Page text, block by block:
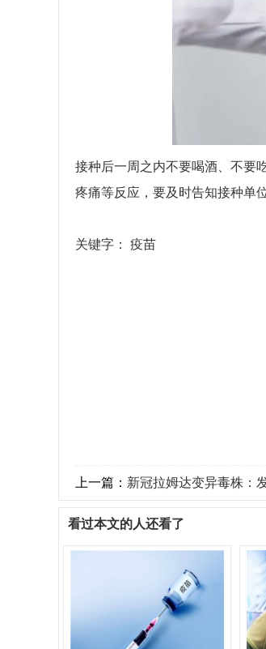
接种后一周之内不要喝酒、不要
疼痛等反应，要及时告知接种单
关键字： 疫苗
上一篇： 新冠拉姆达变异毒株：发
看过本文的人还看了